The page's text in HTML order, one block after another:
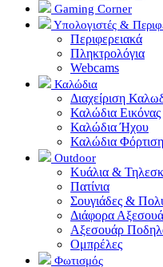
Gaming Corner
Υπολογιστές &
Περιφερειακά
Πληκτρολόγια
Webcams
Καλώδια
Διαχείριση
Καλώδια Εικόνας
Καλώδια Ήχου
Καλώδια
Outdoor
Κυάλια &
Πατίνια
Σουγιάδες &
Διάφορα
Αξεσουάρ
Ομπρέλες
Φωτισμός